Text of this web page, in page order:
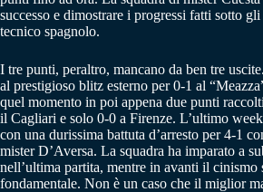
successo e dimostrare i progressi fatti sotto
tecnico spagnolo.
I tre punti, peraltro, mancano da ben tre
al prestigioso blitz esterno per 0-1 al
quel momento in poi appena due punti
il Cagliari e solo 0-0 a Firenze. L’ultimo
con una durissima battuta d’arresto per 4-1
mister D’Aversa. La squadra ha imparato a
nell’ultima partita, mentre in avanti il cinismo
fondamentale. Non è un caso che il miglior